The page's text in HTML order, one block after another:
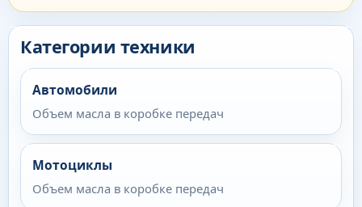
Категории техники
Автомобили
Объем масла в коробке передач
Мотоциклы
Объем масла в коробке передач